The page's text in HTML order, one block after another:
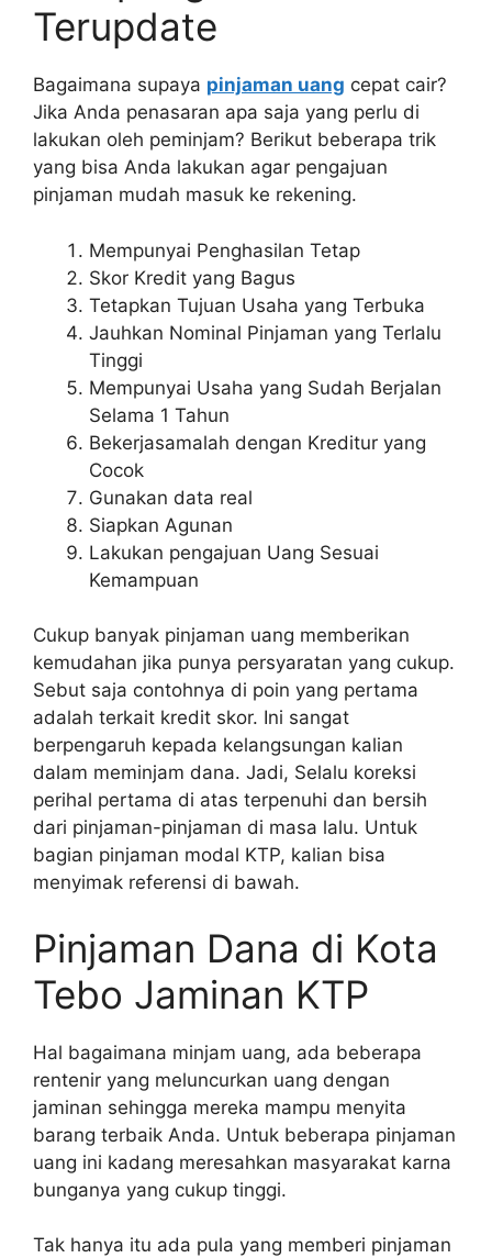
Terupdate
Bagaimana supaya pinjaman uang cepat cair?
Jika Anda penasaran apa saja yang perlu di
lakukan oleh peminjam? Berikut beberapa trik
yang bisa Anda lakukan agar pengajuan
pinjaman mudah masuk ke rekening.
Mempunyai Penghasilan Tetap
Skor Kredit yang Bagus
Tetapkan Tujuan Usaha yang Terbuka
Jauhkan Nominal Pinjaman yang Terlalu
Tinggi
Mempunyai Usaha yang Sudah Berjalan
Selama 1 Tahun
Bekerjasamalah dengan Kreditur yang
Cocok
Gunakan data real
Siapkan Agunan
Lakukan pengajuan Uang Sesuai
Kemampuan
Cukup banyak pinjaman uang memberikan
kemudahan jika punya persyaratan yang cukup.
Sebut saja contohnya di poin yang pertama
adalah terkait kredit skor. Ini sangat
berpengaruh kepada kelangsungan kalian
dalam meminjam dana. Jadi, Selalu koreksi
perihal pertama di atas terpenuhi dan bersih
dari pinjaman-pinjaman di masa lalu. Untuk
bagian pinjaman modal KTP, kalian bisa
menyimak referensi di bawah.
Pinjaman Dana di Kota
Tebo Jaminan KTP
Hal bagaimana minjam uang, ada beberapa
rentenir yang meluncurkan uang dengan
jaminan sehingga mereka mampu menyita
barang terbaik Anda. Untuk beberapa pinjaman
uang ini kadang meresahkan masyarakat karna
bunganya yang cukup tinggi.
Tak hanya itu ada pula yang memberi pinjaman